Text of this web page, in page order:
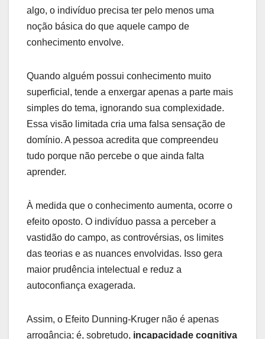
algo, o indivíduo precisa ter pelo menos uma
noção básica do que aquele campo de
conhecimento envolve.
Quando alguém possui conhecimento muito
superficial, tende a enxergar apenas a parte mais
simples do tema, ignorando sua complexidade.
Essa visão limitada cria uma falsa sensação de
domínio. A pessoa acredita que compreendeu
tudo porque não percebe o que ainda falta
aprender.
À medida que o conhecimento aumenta, ocorre o
efeito oposto. O indivíduo passa a perceber a
vastidão do campo, as controvérsias, os limites
das teorias e as nuances envolvidas. Isso gera
maior prudência intelectual e reduz a
autoconfiança exagerada.
Assim, o Efeito Dunning-Kruger não é apenas
arrogância; é, sobretudo, incapacidade cognitiva